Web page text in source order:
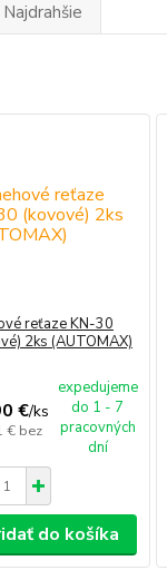
Najdrahšie
reťaze KN-30
2ks (AUTOMAX)
€/ks
€ bez
expedujeme
do 1 - 7
pracovných
dní
do košíka